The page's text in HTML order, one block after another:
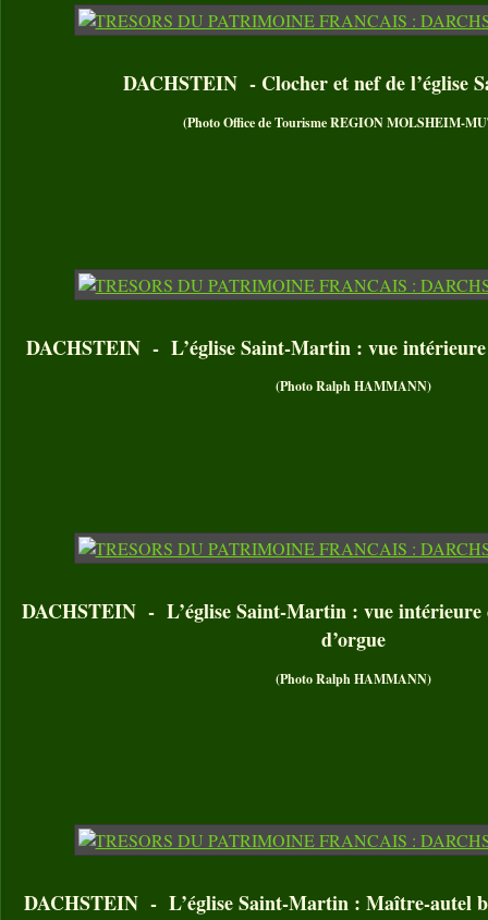
DACHSTEIN - Clocher et nef de l’église
(Photo Office de Tourisme REGION MOLSHEIM-
DACHSTEIN - L’église Saint-Martin : vue
(Photo Ralph HAMMANN)
DACHSTEIN - L’église Saint-Martin : vue intérieure
d’orgue
(Photo Ralph HAMMANN)
DACHSTEIN - L’église Saint-Martin : Maître-autel